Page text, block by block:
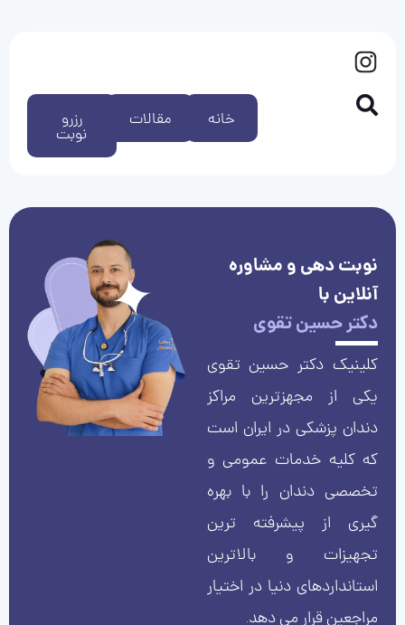
رزرو
نوبت
مقالات خانه
نوبت دهی و مشاوره
آنلاین با
دکتر حسین تقوی
کلینیک دکتر حسین تقوی
یکی از مجهزترین مراکز
دندان پزشکی در ایران است
که کلیه خدمات عمومی و
تخصصی دندان را با بهره
گیری از پیشرفته ترین
تجهیزات و بالاترین
استانداردهای دنیا در اختیار
مراجعین قرار می دهد.